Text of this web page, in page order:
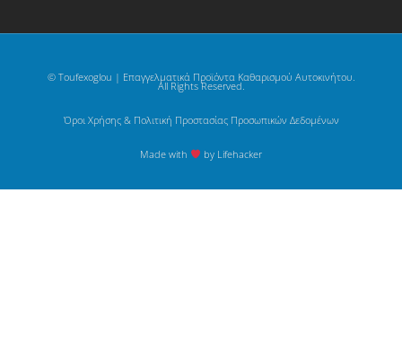
© Toufexoglou | Επαγγελματικά Προϊόντα Καθαρισμού Αυτοκινήτου.
All Rights Reserved.
Όροι Χρήσης & Πολιτική Προστασίας Προσωπικών Δεδομένων
Made with by Lifehacker